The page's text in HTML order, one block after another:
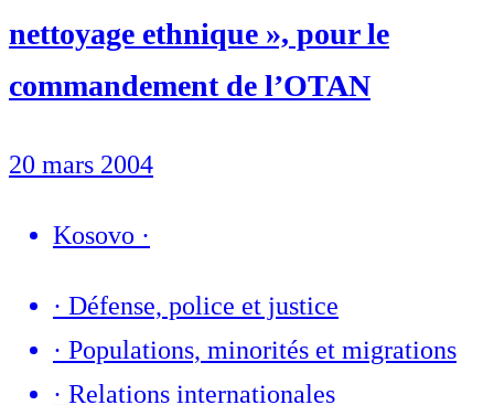
nettoyage ethnique », pour le
commandement de l’OTAN
20 mars 2004
Kosovo ·
· Défense, police et justice
· Populations, minorités et migrations
· Relations internationales